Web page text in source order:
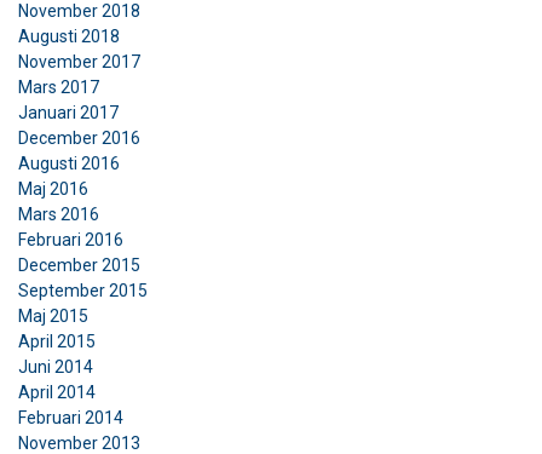
November 2018
Augusti 2018
November 2017
Mars 2017
Januari 2017
December 2016
Augusti 2016
Maj 2016
Mars 2016
Februari 2016
December 2015
September 2015
Maj 2015
April 2015
Juni 2014
April 2014
Februari 2014
November 2013
VISA DETALJER